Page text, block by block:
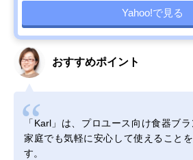
Yahoo!で見る
おすすめポイント
「Karl」は、プロユース向け食器ブラ
家庭でも気軽に安心して使えること
す。